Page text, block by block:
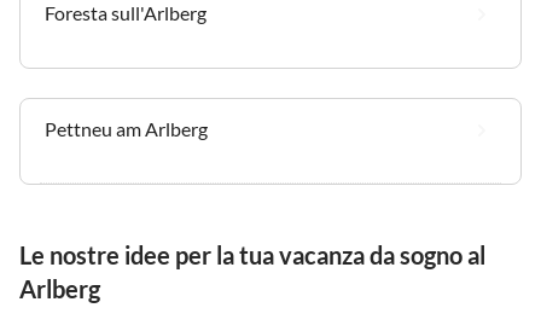
Foresta sull'Arlberg
Pettneu am Arlberg
Le nostre idee per la tua vacanza da sogno al
Arlberg